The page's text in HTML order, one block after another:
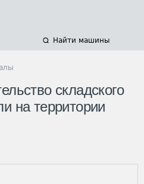
Найти машины
складского
на территории